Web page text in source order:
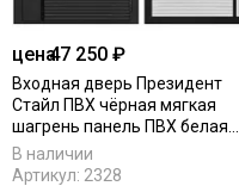
цена47 250 ₽
Входная дверь Президент
Стайл ПВХ чёрная мягкая
шагрень панель ПВХ белая
мягкая шагрень
В наличии
Артикул: 2328